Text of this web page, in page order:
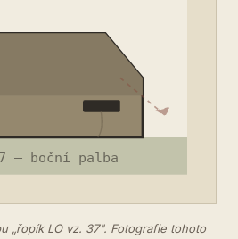
„řopík LO vz. 37". Fotografie tohoto